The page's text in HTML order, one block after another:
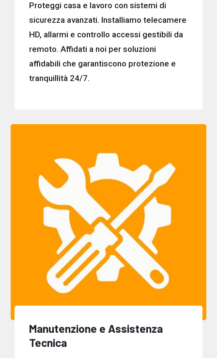
Proteggi casa e lavoro con sistemi di
sicurezza avanzati. Installiamo telecamere
HD, allarmi e controllo accessi gestibili da
remoto. Affidati a noi per soluzioni
affidabili che garantiscono protezione e
tranquillità 24/7.
Manutenzione e Assistenza
Tecnica